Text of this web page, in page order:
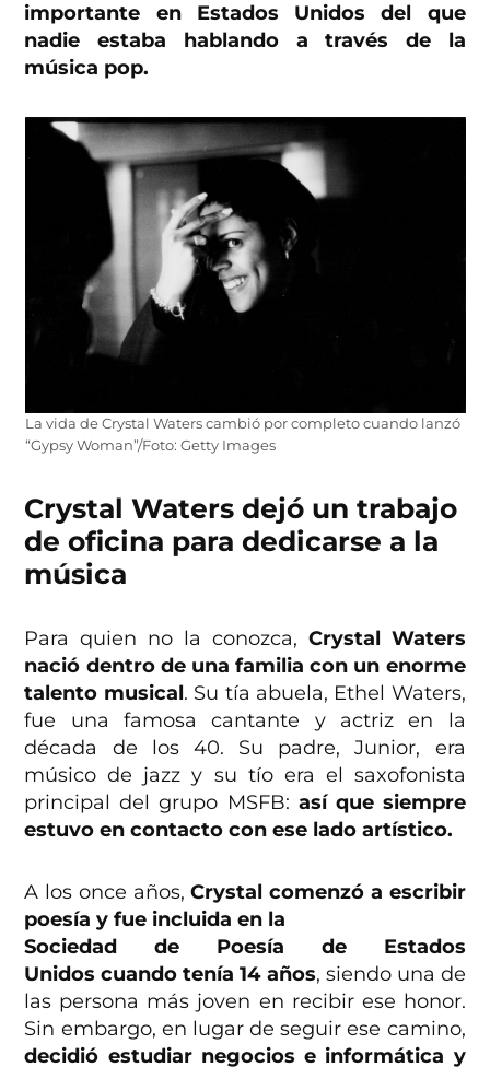
importante en Estados Unidos
del que
nadie estaba hablando a través de la
música pop.
La vida de Crystal Waters cambió por completo cuando lanzó
“Gypsy Woman”/Foto: Getty Images
Crystal Waters dejó un trabajo
de oficina para dedicarse a la
música
Para quien no la conozca, Crystal Waters
nació dentro de una familia con un enorme
talento musical. Su tía abuela, Ethel Waters,
fue una famosa cantante y actriz en la
década de los 40. Su padre, Junior, era
músico de jazz y su tío era el saxofonista
principal del grupo MSFB: así que siempre
estuvo en contacto con ese lado artístico.
A los once años,Crystal comenzó a escribir
poesía y fue incluida en la
Sociedad de Poesía de Estados
Unidos cuando tenía 14 años, siendo una de
las persona más joven en recibir ese honor.
Sin embargo, en lugar de seguir ese camino,
decidió estudiar negocios e informática y